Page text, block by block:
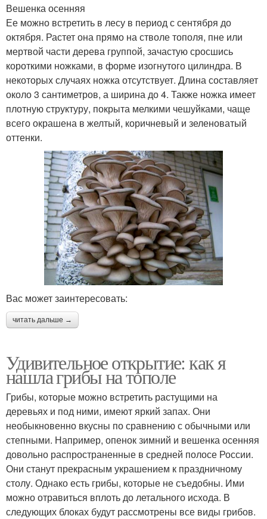
Вешенка осенняя
Ее можно встретить в лесу в период с сентября до
октября. Растет она прямо на стволе тополя, пне или
мертвой части дерева группой, зачастую сросшись
короткими ножками, в форме изогнутого цилиндра. В
некоторых случаях ножка отсутствует. Длина составляет
около 3 сантиметров, а ширина до 4. Также ножка имеет
плотную структуру, покрыта мелкими чешуйками, чаще
всего окрашена в желтый, коричневый и зеленоватый
оттенки.
Вас может заинтересовать:
читать дальше →
Удивительное открытие: как я
нашла грибы на тополе
Грибы, которые можно встретить растущими на
деревьях и под ними, имеют яркий запах. Они
необыкновенно вкусны по сравнению с обычными или
степными. Например, опенок зимний и вешенка осенняя
довольно распространенные в средней полосе России.
Они станут прекрасным украшением к праздничному
столу. Однако есть грибы, которые не съедобны. Ими
можно отравиться вплоть до летального исхода. В
следующих блоках будут рассмотрены все виды грибов.